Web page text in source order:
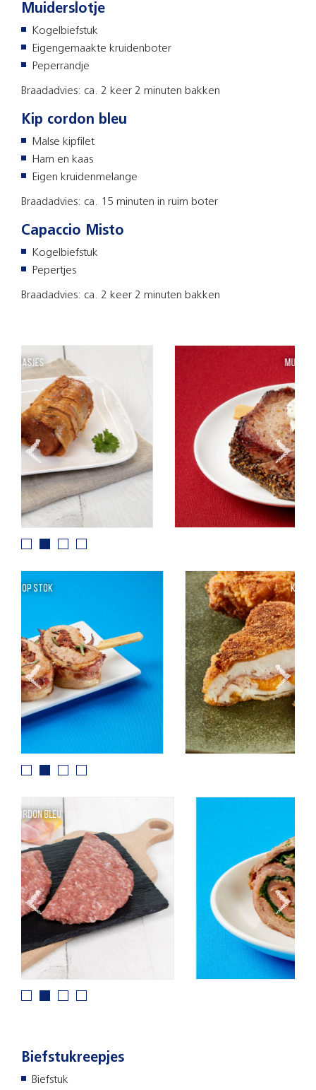
Muiderslotje
Kogelbiefstuk
Eigengemaakte kruidenboter
Peperrandje
Braadadvies: ca. 2 keer 2 minuten bakken
Kip cordon bleu
Malse kipfilet
Ham en kaas
Eigen kruidenmelange
Braadadvies: ca. 15 minuten in ruim boter
Capaccio Misto
Kogelbiefstuk
Pepertjes
Braadadvies: ca. 2 keer 2 minuten bakken
Kip cordon bleu
Biefstukreepjes
Biefstuk